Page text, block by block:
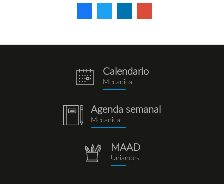
eventos.png
Calendario
Mecanica
notebook
(1).png
Agenda semanal
Mecanica
repositorio.png
MAAD
Uniandes